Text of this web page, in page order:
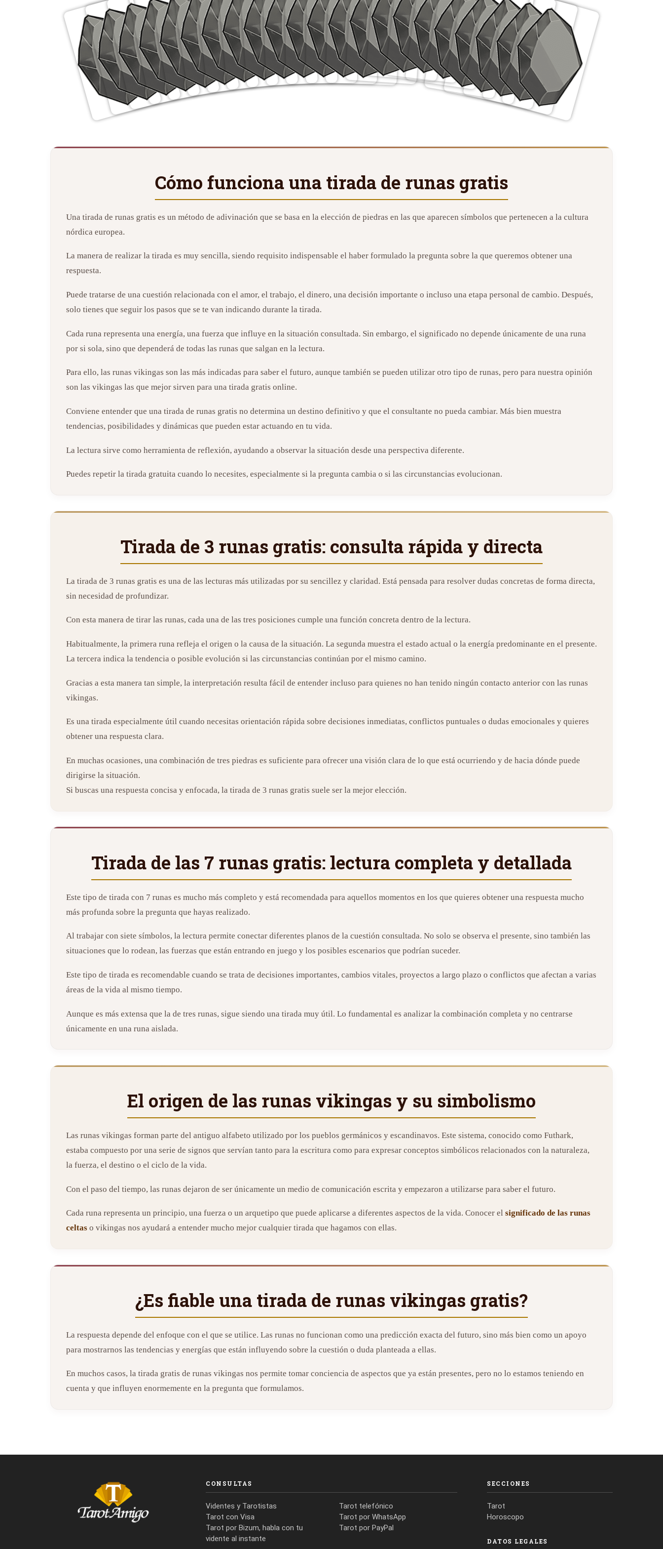
Cómo funciona una tirada de runas gratis
Una tirada de runas gratis es un método de adivinación que se basa en la elección de piedras en las que aparecen símbolos que pertenecen a la cultura
nórdica europea.
La manera de realizar la tirada es muy sencilla, siendo requisito indispensable el haber formulado la pregunta sobre la que queremos obtener una
respuesta.
Puede tratarse de una cuestión relacionada con el amor, el trabajo, el dinero, una decisión importante o incluso una etapa personal de cambio. Después,
solo tienes que seguir los pasos que se te van indicando durante la tirada.
Cada runa representa una energía, una fuerza que influye en la situación consultada. Sin embargo, el significado no depende únicamente de una runa
por si sola, sino que dependerá de todas las runas que salgan en la lectura.
Para ello, las runas vikingas son las más indicadas para saber el futuro, aunque también se pueden utilizar otro tipo de runas, pero para nuestra opinión
son las vikingas las que mejor sirven para una tirada gratis online.
Conviene entender que una tirada de runas gratis no determina un destino definitivo y que el consultante no pueda cambiar. Más bien muestra
tendencias, posibilidades y dinámicas que pueden estar actuando en tu vida.
La lectura sirve como herramienta de reflexión, ayudando a observar la situación desde una perspectiva diferente.
Puedes repetir la tirada gratuita cuando lo necesites, especialmente si la pregunta cambia o si las circunstancias evolucionan.
Tirada de 3 runas gratis: consulta rápida y directa
La tirada de 3 runas gratis es una de las lecturas más utilizadas por su sencillez y claridad. Está pensada para resolver dudas concretas de forma directa,
sin necesidad de profundizar.
Con esta manera de tirar las runas, cada una de las tres posiciones cumple una función concreta dentro de la lectura.
Habitualmente, la primera runa refleja el origen o la causa de la situación. La segunda muestra el estado actual o la energía predominante en el presente.
La tercera indica la tendencia o posible evolución si las circunstancias continúan por el mismo camino.
Gracias a esta manera tan simple, la interpretación resulta fácil de entender incluso para quienes no han tenido ningún contacto anterior con las runas
vikingas.
Es una tirada especialmente útil cuando necesitas orientación rápida sobre decisiones inmediatas, conflictos puntuales o dudas emocionales y quieres
obtener una respuesta clara.
En muchas ocasiones, una combinación de tres piedras es suficiente para ofrecer una visión clara de lo que está ocurriendo y de hacia dónde puede
dirigirse la situación.
Si buscas una respuesta concisa y enfocada, la tirada de 3 runas gratis suele ser la mejor elección.
Tirada de las 7 runas gratis: lectura completa y detallada
Este tipo de tirada con 7 runas es mucho más completo y está recomendada para aquellos momentos en los que quieres obtener una respuesta mucho
más profunda sobre la pregunta que hayas realizado.
Al trabajar con siete símbolos, la lectura permite conectar diferentes planos de la cuestión consultada. No solo se observa el presente, sino también las
situaciones que lo rodean, las fuerzas que están entrando en juego y los posibles escenarios que podrían suceder.
Este tipo de tirada es recomendable cuando se trata de decisiones importantes, cambios vitales, proyectos a largo plazo o conflictos que afectan a varias
áreas de la vida al mismo tiempo.
Aunque es más extensa que la de tres runas, sigue siendo una tirada muy útil. Lo fundamental es analizar la combinación completa y no centrarse
únicamente en una runa aislada.
El origen de las runas vikingas y su simbolismo
Las runas vikingas forman parte del antiguo alfabeto utilizado por los pueblos germánicos y escandinavos. Este sistema, conocido como Futhark,
estaba compuesto por una serie de signos que servían tanto para la escritura como para expresar conceptos simbólicos relacionados con la naturaleza,
la fuerza, el destino o el ciclo de la vida.
Con el paso del tiempo, las runas dejaron de ser únicamente un medio de comunicación escrita y empezaron a utilizarse para saber el futuro.
Cada runa representa un principio, una fuerza o un arquetipo que puede aplicarse a diferentes aspectos de la vida. Conocer el significado de las runas
celtaso vikingas nos ayudará a entender mucho mejor cualquier tirada que hagamos con ellas.
¿Es fiable una tirada de runas vikingas gratis?
La respuesta depende del enfoque con el que se utilice. Las runas no funcionan como una predicción exacta del futuro, sino más bien como un apoyo
para mostrarnos las tendencias y energías que están influyendo sobre la cuestión o duda planteada a ellas.
En muchos casos, la tirada gratis de runas vikingas nos permite tomar conciencia de aspectos que ya están presentes, pero no lo estamos teniendo en
cuenta y que influyen enormemente en la pregunta que formulamos.
CONSULTAS
Videntes y Tarotistas
Tarot con Visa
Tarot por Bizum, habla con tu
vidente al instante
Tarot telefónico
Tarot por WhatsApp
Tarot por PayPal
SECCIONES
Tarot
Horoscopo
DATOS LEGALES